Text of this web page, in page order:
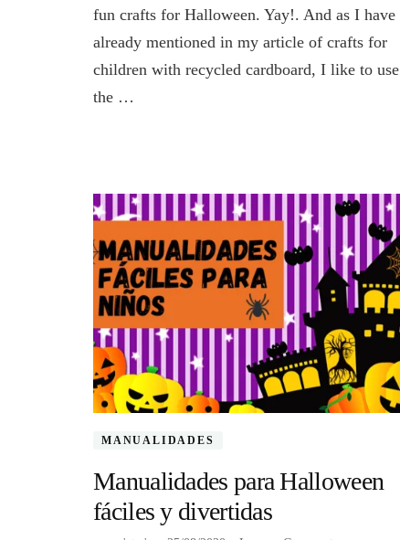
Activities.
fun crafts for Halloween. Yay!. And as I have
already mentioned in my article of crafts for
children with recycled cardboard, I like to use
the …
MANUALIDADES
Manualidades para Halloween
fáciles y divertidas